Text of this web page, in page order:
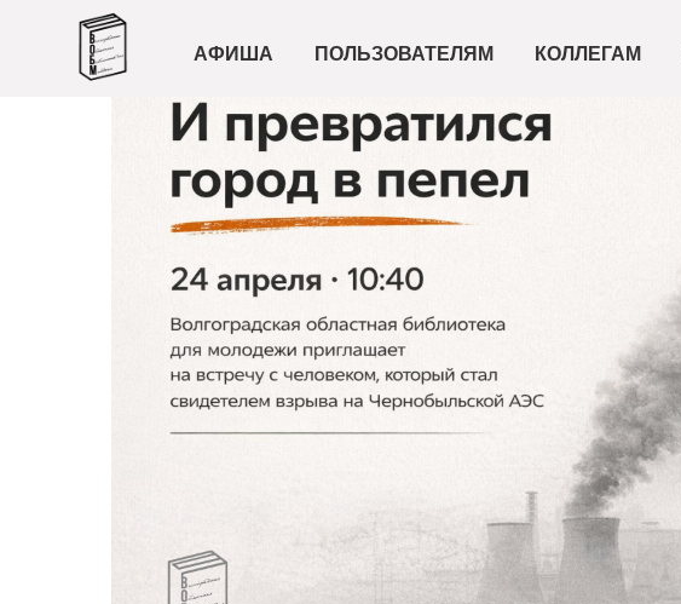
АФИША ПОЛЬЗОВАТЕЛЯМ КОЛЛЕГАМ